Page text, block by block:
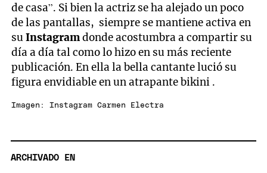
de casa”. Si bien la actriz se ha alejado un poco
de las pantallas, siempre se mantiene activa en
suInstagramdonde acostumbra a compartir su
día a día tal como lo hizo en su más reciente
publicación. En ella la bella cantante lució su
figura envidiable en un atrapante bikini .
Imagen: Instagram Carmen Electra
ARCHIVADO EN